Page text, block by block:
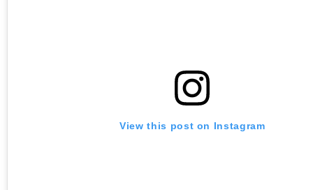
View this post on Instagram